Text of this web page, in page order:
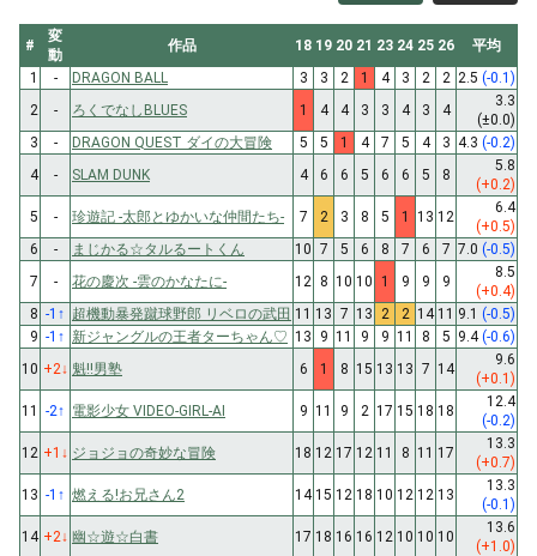
#
変
動
作品 18 19 20 21 23 24 25 26
平均
1
- DRAGON BALL 3 3 2 1 4 3 2 2 2.5 (-0.1)
2
- ろくでなしBLUES 1 4 4 3 3 4 3 4
3.3
(±0.0)
3
- DRAGON QUEST ダイの大冒険 5 5 1 4 7 5 4 3 4.3 (-0.2)
4
- SLAM DUNK 4 6 6 5 6 6 5 8
5.8
(+0.2)
5
- 珍遊記 -太郎とゆかいな仲間たち- 7 2 3 8 5 1 13 12
6.4
(+0.5)
6
- まじかる☆タルるートくん 10 7 5 6 8 7 6 7 7.0 (-0.5)
7
- 花の慶次 -雲のかなたに- 12 8 10 10 1 9 9 9
8.5
(+0.4)
8 -1 ↑ 超機動暴発蹴球野郎 リベロの武田 11 13 7 13 2 2 14 11 9.1 (-0.5)
9 -1 ↑ 新ジャングルの王者ターちゃん♡ 13 9 11 9 9 11 8 5 9.4(-0.6)
10 +2↓ 魁!!男塾 6 1 8 15 13 13 7 14
9.6
(+0.1)
11
-2↑ 電影少女 VIDEO-GIRL-AI 9 11 9 2 17 15 18 18
12.4
(-0.2)
12 +1 ↓ ジョジョの奇妙な冒険 18 12 17 12 11 8 11 17
13.3
(+0.7)
13 -1 ↑ 燃える!お兄さん2 14 15 12 18 10 12 12 13
13.3
(-0.1)
14 +2↓ 幽☆遊☆白書 17 18 16 16 12 10 10 10
13.6
(+1.0)